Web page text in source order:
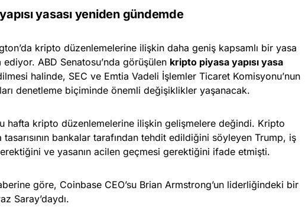
yasası yeniden gündemde
kripto düzenlemelerine ilişkin daha geniş kapsamlı bir yasa
ediyor. ABD Senatosu’nda görüşülen kripto piyasa yapısı yasa
halinde, SEC ve Emtia Vadeli İşlemler Ticaret Komisyonu’nun
denetleme biçiminde önemli değişiklikler yaşanacak.
hafta kripto düzenlemelerine ilişkin gelişmelere değindi. Kripto
tasarısının bankalar tarafından tehdit edildiğini söyleyen Trump, iş
ve yasanın acilen geçmesi gerektiğini ifade etmişti.
göre, Coinbase CEO’su Brian Armstrong’un liderliğindeki bir
Saray’daydı.